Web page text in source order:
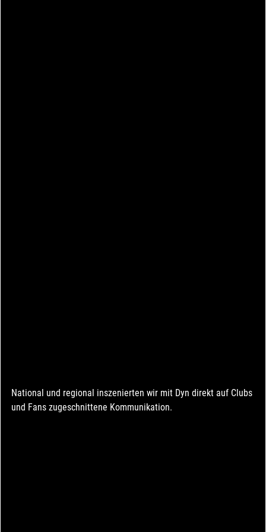
National und regional inszenierten wir mit Dyn direkt auf Clubs
und Fans zugeschnittene Kommunikation.